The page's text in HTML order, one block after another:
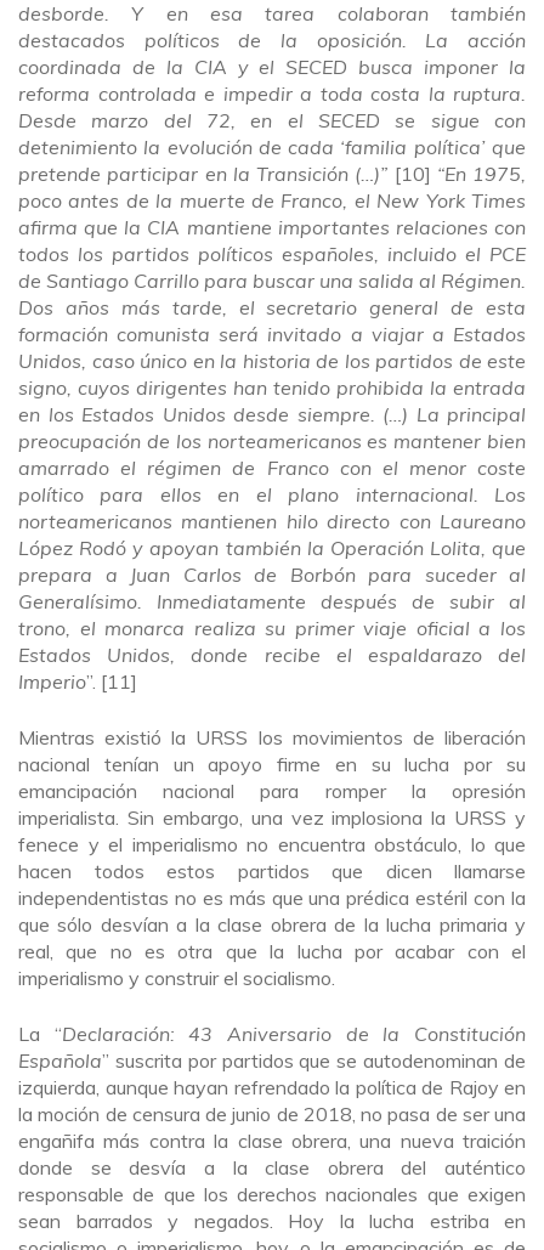
desborde. Y en esa tarea colaboran también
destacados políticos de la oposición. La acción
coordinada de la CIA y el SECED busca imponer la
reforma controlada e impedir a toda costa la ruptura.
Desde marzo del 72, en el SECED se sigue con
detenimiento la evolución de cada ‘familia política’ que
pretende participar en la Transición (…)” [10] “En 1975,
poco antes de la muerte de Franco, el New York Times
afirma que la CIA mantiene importantes relaciones con
todos los partidos políticos españoles, incluido el PCE
de Santiago Carrillo para buscar una salida al Régimen.
Dos años más tarde, el secretario general de esta
formación comunista será invitado a viajar a Estados
Unidos, caso único en la historia de los partidos de este
signo, cuyos dirigentes han tenido prohibida la entrada
en los Estados Unidos desde siempre. (…) La principal
preocupación de los norteamericanos es mantener bien
amarrado el régimen de Franco con el menor coste
político para ellos en el plano internacional. Los
norteamericanos mantienen hilo directo con Laureano
López Rodó y apoyan también la Operación Lolita, que
prepara a Juan Carlos de Borbón para suceder al
Generalísimo. Inmediatamente después de subir al
trono, el monarca realiza su primer viaje oficial a los
Estados Unidos, donde recibe el espaldarazo del
Imperio”. [11]
Mientras existió la URSS los movimientos de liberación
nacional tenían un apoyo firme en su lucha por su
emancipación nacional para romper la opresión
imperialista. Sin embargo, una vez implosiona la URSS y
fenece y el imperialismo no encuentra obstáculo, lo que
hacen todos estos partidos que dicen llamarse
independentistas no es más que una prédica estéril con la
que sólo desvían a la clase obrera de la lucha primaria y
real, que no es otra que la lucha por acabar con el
imperialismo y construir el socialismo.
La “Declaración: 43 Aniversario de la Constitución
Española” suscrita por partidos que se autodenominan de
izquierda, aunque hayan refrendado la política de Rajoy en
la moción de censura de junio de 2018, no pasa de ser una
engañifa más contra la clase obrera, una nueva traición
donde se desvía a la clase obrera del auténtico
responsable de que los derechos nacionales que exigen
sean barrados y negados. Hoy la lucha estriba en